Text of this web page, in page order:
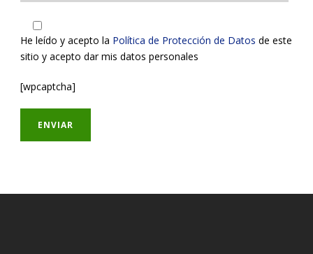
He leído y acepto la Política de Protección de Datos de este
sitio y acepto dar mis datos personales
[wpcaptcha]